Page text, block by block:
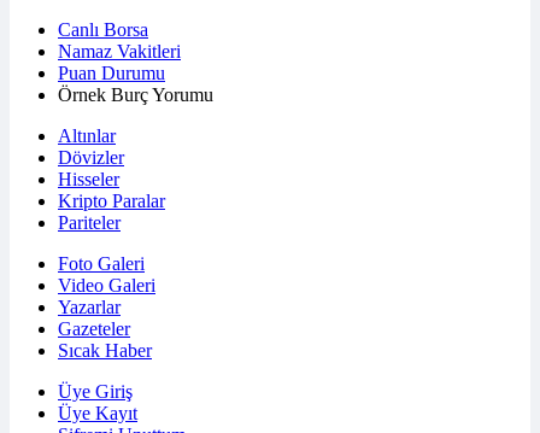
Canlı Borsa
Namaz Vakitleri
Puan Durumu
Örnek Burç Yorumu
Altınlar
Dövizler
Hisseler
Kripto Paralar
Pariteler
Foto Galeri
Video Galeri
Yazarlar
Gazeteler
Sıcak Haber
Üye Giriş
Üye Kayıt